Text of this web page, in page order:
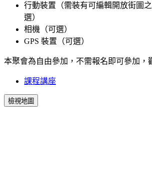
行動裝置（需裝有可編輯開放街圖
選）
相機（可選）
GPS 裝置（可選）
本聚會為自由參加，不需報名即可參加，
課程講座
檢視地圖